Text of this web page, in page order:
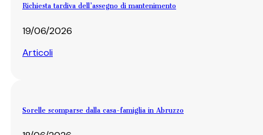
Richiesta tardiva dell’assegno di mantenimento
19/06/2026
Articoli
Sorelle scomparse dalla casa-famiglia in Abruzzo